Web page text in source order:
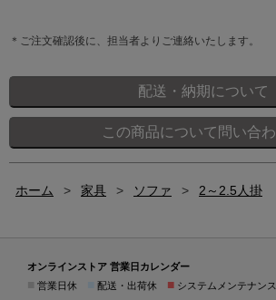
＊ご注文確認後に、担当者よりご連絡いたします。
ホーム > 家具 > ソファ > 2～2.5人掛
オンラインストア 営業日カレンダー
営業日休 配送・出荷休 ■ システムメンテナンス